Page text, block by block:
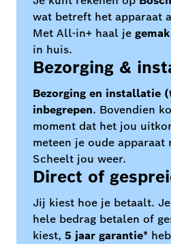
wat betreft het apparaat
Met All-in+ haal je
in huis.
Bezorging &
Bezorging en installatie
inbegrepen. Bovendien
moment dat het jou
meteen je oude
Scheelt jou weer.
Direct of
Jij kiest hoe je betaalt.
hele bedrag betalen of
kiest, 5 jaar garantie*